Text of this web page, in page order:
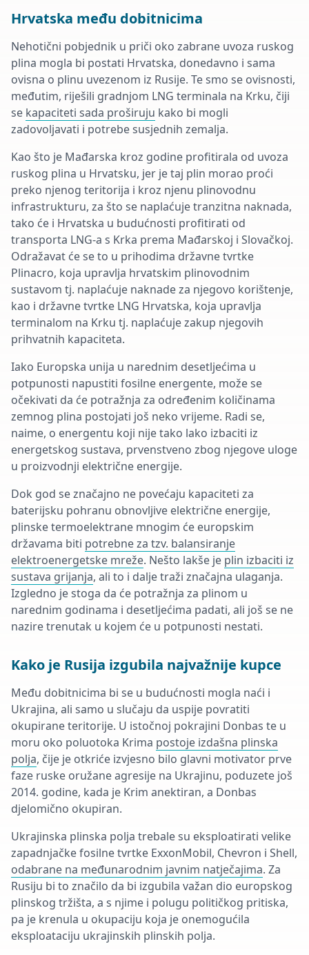
Hrvatska među dobitnicima
Nehotični pobjednik u priči oko zabrane uvoza ruskog
plina mogla bi postati Hrvatska, donedavno i sama
ovisna o plinu uvezenom iz Rusije. Te smo se ovisnosti,
međutim, riješili gradnjom LNG terminala na Krku, čiji
se kapaciteti sada proširuju kako bi mogli
zadovoljavati i potrebe susjednih zemalja.
Kao što je Mađarska kroz godine profitirala od uvoza
ruskog plina u Hrvatsku, jer je taj plin morao proći
preko njenog teritorija i kroz njenu plinovodnu
infrastrukturu, za što se naplaćuje tranzitna naknada,
tako će i Hrvatska u budućnosti profitirati od
transporta LNG-a s Krka prema Mađarskoj i Slovačkoj.
Odražavat će se to u prihodima državne tvrtke
Plinacro, koja upravlja hrvatskim plinovodnim
sustavom tj. naplaćuje naknade za njegovo korištenje,
kao i državne tvrtke LNG Hrvatska, koja upravlja
terminalom na Krku tj. naplaćuje zakup njegovih
prihvatnih kapaciteta.
Iako Europska unija u narednim desetljećima u
potpunosti napustiti fosilne energente, može se
očekivati da će potražnja za određenim količinama
zemnog plina postojati još neko vrijeme. Radi se,
naime, o energentu koji nije tako lako izbaciti iz
energetskog sustava, prvenstveno zbog njegove uloge
u proizvodnji električne energije.
Dok god se značajno ne povećaju kapaciteti za
baterijsku pohranu obnovljive električne energije,
plinske termoelektrane mnogim će europskim
državama biti potrebne za tzv. balansiranje
elektroenergetske mreže. Nešto lakše je plin izbaciti iz
sustava grijanja, ali to i dalje traži značajna ulaganja.
Izgledno je stoga da će potražnja za plinom u
narednim godinama i desetljećima padati, ali još se ne
nazire trenutak u kojem će u potpunosti nestati.
Kako je Rusija izgubila najvažnije kupce
Među dobitnicima bi se u budućnosti mogla naći i
Ukrajina, ali samo u slučaju da uspije povratiti
okupirane teritorije. U istočnoj pokrajini Donbas te u
moru oko poluotoka Krima postoje izdašna plinska
polja, čije je otkriće izvjesno bilo glavni motivator prve
faze ruske oružane agresije na Ukrajinu, poduzete još
2014. godine, kada je Krim anektiran, a Donbas
djelomično okupiran.
Ukrajinska plinska polja trebale su eksploatirati velike
zapadnjačke fosilne tvrtke ExxonMobil, Chevron i Shell,
odabrane na međunarodnim javnim natječajima. Za
Rusiju bi to značilo da bi izgubila važan dio europskog
plinskog tržišta, a s njime i polugu političkog pritiska,
pa je krenula u okupaciju koja je onemogućila
eksploataciju ukrajinskih plinskih polja.